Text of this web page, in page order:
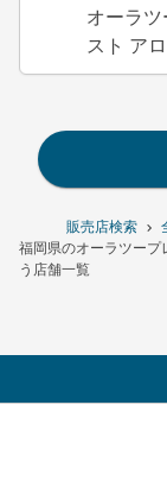
販売店検索
福岡県のオーラツープ
う店舗一覧
オーラ
スト ア